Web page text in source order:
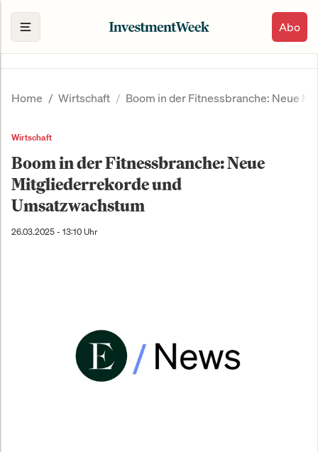
Abo
Home Wirtschaft Boom in der Fitnessbranche: Neue
Wirtschaft
Boom in der Fitnessbranche: Neue
Mitgliederrekorde und
Umsatzwachstum
26.03.2025 - 13:10 Uhr